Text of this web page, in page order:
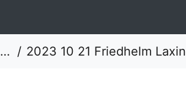
2023 10 21 Friedhelm Laxinger DSC02615 Dominik Riedel Fotografie